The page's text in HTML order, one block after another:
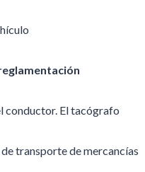
conductor. El tacógrafo
transporte de mercancías